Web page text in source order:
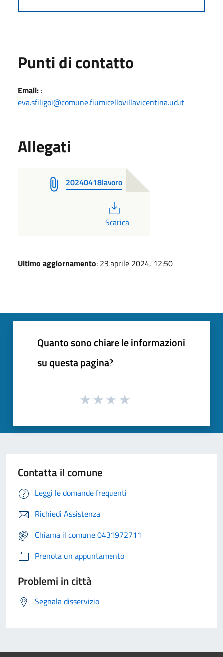
Punti di contatto
Email: :
eva.sfiligoi@comune.fiumicellovillavicentina.ud.it
Allegati
20240418lavoro
PDF
Scarica
Ultimo aggiornamento: 23 aprile 2024, 12:50
Quanto sono chiare le informazioni
su questa pagina?
Contatta il comune
Leggi le domande frequenti
Richiedi Assistenza
Chiama il comune 0431972711
Prenota un appuntamento
Problemi in città
Segnala disservizio